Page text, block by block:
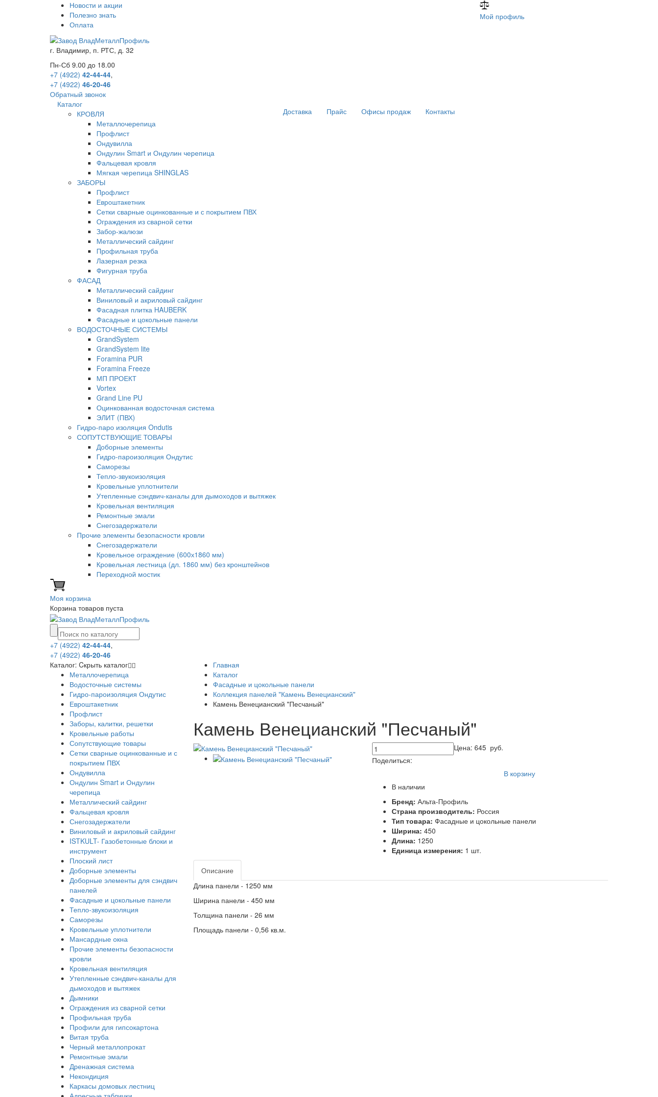
Новости и акции
Полезно знать
Оплата
Мой профиль
г. Владимир, п. РТС, д. 32
Пн-Сб 9.00 до 18.00
+7 (4922) 42-44-44,
+7 (4922) 46-20-46
Обратный звонок
Каталог
КРОВЛЯ
Металлочерепица
Профлист
Ондувилла
Ондулин Smart и Ондулин черепица
Фальцевая кровля
Мягкая черепица SHINGLAS
ЗАБОРЫ
Профлист
Евроштакетник
Сетки сварные оцинкованные и с покрытием ПВХ
Ограждения из сварной сетки
Забор-жалюзи
Металлический сайдинг
Профильная труба
Лазерная резка
Фигурная труба
ФАСАД
Металлический сайдинг
Виниловый и акриловый сайдинг
Фасадная плитка HAUBERK
Фасадные и цокольные панели
ВОДОСТОЧНЫЕ СИСТЕМЫ
GrandSystem
GrandSystem lite
Foramina PUR
Foramina Freeze
МП ПРОЕКТ
Vortex
Grand Line PU
Оцинкованная водосточная система
ЭЛИТ (ПВХ)
Гидро-паро изоляция Ondutis
СОПУТСТВУЮЩИЕ ТОВАРЫ
Доборные элементы
Гидро-пароизоляция Ондутис
Саморезы
Тепло-звукоизоляция
Кровельные уплотнители
Утепленные сэндвич-каналы для дымоходов и вытяжек
Кровельная вентиляция
Ремонтные эмали
Снегозадержатели
Прочие элементы безопасности кровли
Снегозадержатели
Кровельное ограждение (600х1860 мм)
Кровельная лестница (дл. 1860 мм) без кронштейнов
Переходной мостик
Доставка Прайс Офисы продаж Контакты
Моя корзина
Корзина товаров пуста
+7 (4922) 42-44-44,
+7 (4922) 46-20-46
Каталог: Cкрыть каталог
Металлочерепица
Водосточные системы
Гидро-пароизоляция Ондутис
Евроштакетник
Профлист
Заборы, калитки, решетки
Кровельные работы
Сопутствующие товары
Сетки сварные оцинкованные и с
покрытием ПВХ
Ондувилла
Ондулин Smart и Ондулин
черепица
Металлический сайдинг
Фальцевая кровля
Снегозадержатели
Виниловый и акриловый сайдинг
ISTKULT- Газобетонные блоки и
инструмент
Плоский лист
Доборные элементы
Доборные элементы для сэндвич
панелей
Фасадные и цокольные панели
Тепло-звукоизоляция
Саморезы
Кровельные уплотнители
Мансардные окна
Прочие элементы безопасности
кровли
Кровельная вентиляция
Утепленные сэндвич-каналы для
дымоходов и вытяжек
Дымники
Ограждения из сварной сетки
Профильная труба
Профили для гипсокартона
Витая труба
Черный металлопрокат
Ремонтные эмали
Дренажная система
Некондиция
Каркасы домовых лестниц
Главная
Каталог
Фасадные и цокольные панели
Коллекция панелей "Камень Венецианский"
Камень Венецианский "Песчаный"
Камень Венецианский "Песчаный"
Цена:645 руб.
Поделиться:
В корзину
В наличии
Бренд:Альта-Профиль
Страна производитель: Россия
Тип товара:Фасадные и цокольные панели
Ширина:450
Длина: 1250
Единица измерения: 1 шт.
Описание
Длина панели - 1250 мм
Ширина панели - 450 мм
Толщина панели - 26 мм
Площадь панели - 0,56 кв.м.